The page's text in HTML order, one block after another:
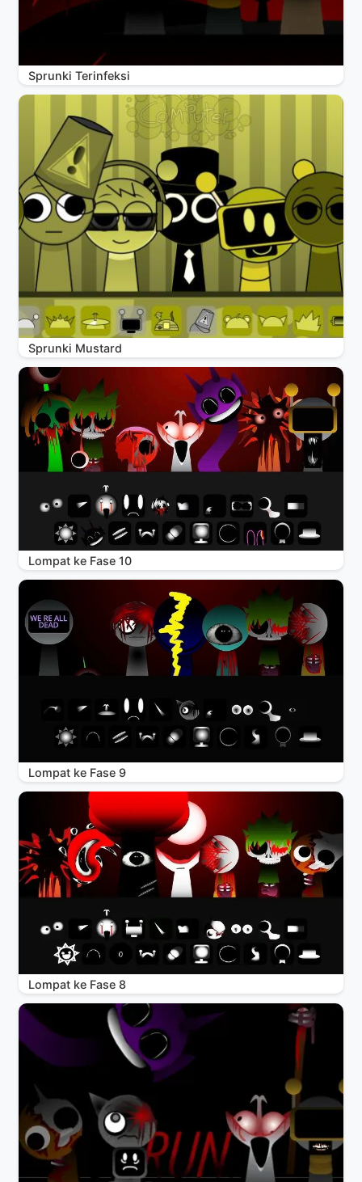
Sprunki Terinfeksi
Sprunki Mustard
Lompat ke Fase 10
Lompat ke Fase 9
Lompat ke Fase 8